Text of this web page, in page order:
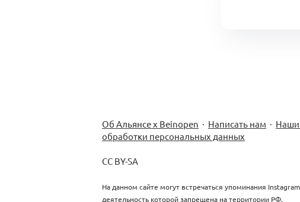
Об Альянсе х Beinopen · Написать нам · Наши
обработки персональных данных
CC BY-SA
На данном сайте могут встречаться упоминания
деятельность которой запрещена на территории РФ.